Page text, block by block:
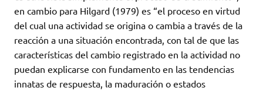
en cambio para Hilgard (1979) es “el proceso en virtud
del cual una actividad se origina o cambia a través de la
reacción a una situación encontrada, con tal de que las
características del cambio registrado en la actividad no
puedan explicarse con fundamento en las tendencias
innatas de respuesta, la maduración o estados